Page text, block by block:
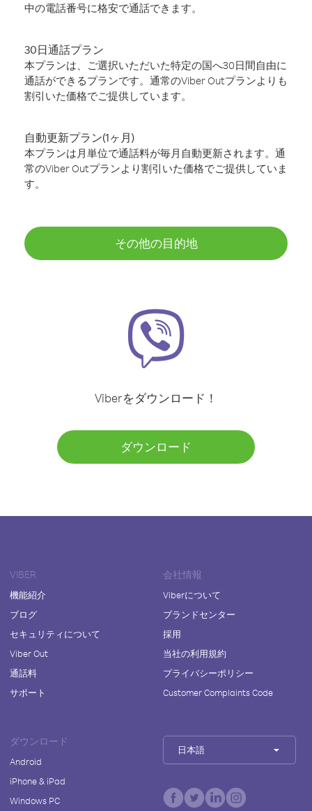
中の電話番号に格安で通話できます。
30日通話プラン
本プランは、ご選択いただいた特定の国へ30日間自由に
通話ができるプランです。通常のViber Outプランよりも
割引いた価格でご提供しています。
自動更新プラン(1ヶ月)
本プランは月単位で通話料が毎月自動更新されます。通
常のViber Outプランより割引いた価格でご提供していま
す。
その他の目的地
Viberをダウンロード！
ダウンロード
VIBER
機能紹介
ブログ
セキュリティについて
Viber Out
通話料
サポート
会社情報
Viberについて
ブランドセンター
採用
当社の利用規約
プライバシーポリシー
Customer Complaints Code
ダウンロード
Android
iPhone & iPad
Windows PC
日本語